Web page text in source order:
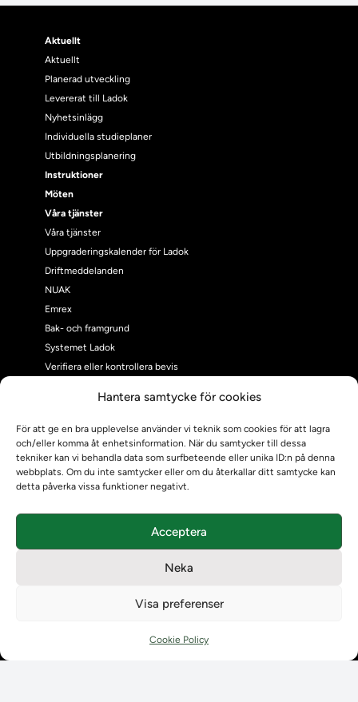
Hantera samtycke för cookies
För att ge en bra upplevelse använder vi teknik som cookies för att lagra
och/eller komma åt enhetsinformation. När du samtycker till dessa
tekniker kan vi behandla data som surfbeteende eller unika ID:n på denna
webbplats. Om du inte samtycker eller om du återkallar ditt samtycke kan
detta påverka vissa funktioner negativt.
Acceptera
Neka
Visa preferenser
Cookie Policy
Aktuellt
Aktuellt
Planerad utveckling
Levererat till Ladok
Nyhetsinlägg
Individuella studieplaner
Utbildningsplanering
Instruktioner
Möten
Våra tjänster
Våra tjänster
Uppgraderingskalender för Ladok
Driftmeddelanden
NUAK
Emrex
Bak- och framgrund
Systemet Ladok
Verifiera eller kontrollera bevis
Om oss
Om Ladokkonsortiet
Ladokkonsortiet internationellt
Vision, strategi och produktplan
Kontaktuppgifter för studenters Ladoksupport